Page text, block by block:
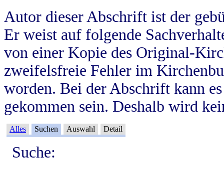
Autor dieser Abschrift ist der
Er weist auf folgende
von einer Kopie des Original-
zweifelsfreie Fehler im
worden. Bei der Abschrift kann
gekommen sein. Deshalb wird
Alles Suchen Auswahl Detail
Suche: